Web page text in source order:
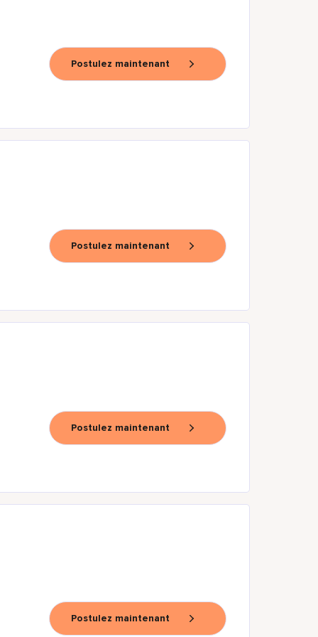
Postulez maintenant
Postulez maintenant
Postulez maintenant
Postulez maintenant